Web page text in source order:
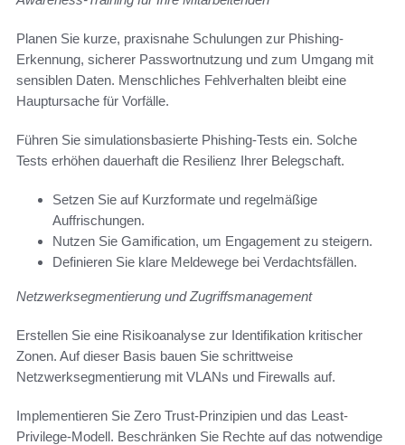
Planen Sie kurze, praxisnahe Schulungen zur Phishing-
Erkennung, sicherer Passwortnutzung und zum Umgang mit
sensiblen Daten. Menschliches Fehlverhalten bleibt eine
Hauptursache für Vorfälle.
Führen Sie simulationsbasierte Phishing-Tests ein. Solche
Tests erhöhen dauerhaft die Resilienz Ihrer Belegschaft.
Setzen Sie auf Kurzformate und regelmäßige
Auffrischungen.
Nutzen Sie Gamification, um Engagement zu steigern.
Definieren Sie klare Meldewege bei Verdachtsfällen.
Netzwerksegmentierung und Zugriffsmanagement
Erstellen Sie eine Risikoanalyse zur Identifikation kritischer
Zonen. Auf dieser Basis bauen Sie schrittweise
Netzwerksegmentierung mit VLANs und Firewalls auf.
Implementieren Sie Zero Trust-Prinzipien und das Least-
Privilege-Modell. Beschränken Sie Rechte auf das notwendige